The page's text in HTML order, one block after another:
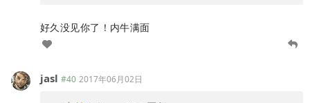
好久没见你了！内牛满面
jasl #40 2017年06月02日